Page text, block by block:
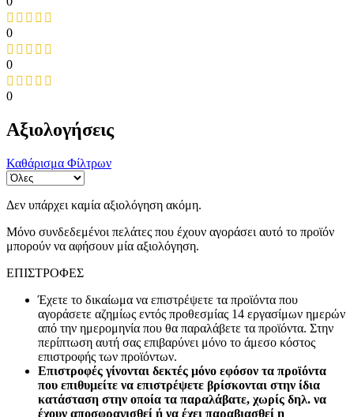
0
0
0
Αξιολογήσεις
Καθάρισμα Φίλτρων
Δεν υπάρχει καμία αξιολόγηση ακόμη.
Μόνο συνδεδεμένοι πελάτες που έχουν αγοράσει αυτό το προϊόν
μπορούν να αφήσουν μία αξιολόγηση.
ΕΠΙΣΤΡΟΦΕΣ
Έχετε το δικαίωμα να επιστρέψετε τα προϊόντα που
αγοράσετε αζημίως εντός προθεσμίας 14 εργασίμων ημερών
από την ημερομηνία που θα παραλάβετε τα προϊόντα. Στην
περίπτωση αυτή σας επιβαρύνει μόνο το άμεσο κόστος
επιστροφής των προϊόντων.
Επιστροφές γίνονται δεκτές μόνο εφόσον τα προϊόντα
που επιθυμείτε να επιστρέψετε βρίσκονται στην ίδια
κατάσταση στην οποία τα παραλάβατε, χωρίς δηλ. να
έχουν αποσφραγισθεί ή να έχει παραβιασθεί η